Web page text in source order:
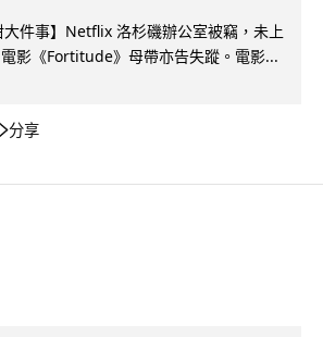
大件事】Netflix 洛杉磯辦公室被竊，未上
影《Fortitude》母帶亦告失蹤。電影...
分享